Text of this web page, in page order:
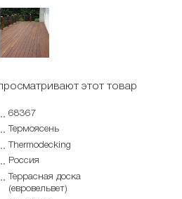
этот товар
68367
Термоясень
Thermodecking
Россия
Террасная доска
(евровельвет)